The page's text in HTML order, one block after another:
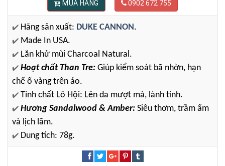
MUA HÀNG 0902 672 755
✔️ Hãng sản xuất: DUKE CANNON.
✔️ Made In USA.
✔️ Lăn khử mùi Charcoal Natural.
✔️ Hoạt chất Than Tre: Giúp kiểm soát bã nhờn, hạn
chế ố vàng trên áo.
✔️ Tinh chất Lô Hội: Lên da mượt mà, lành tính.
✔️ Hương Sandalwood & Amber: Siêu thơm, trầm ấm
và lịch lãm.
✔️ Dung tích: 78g.